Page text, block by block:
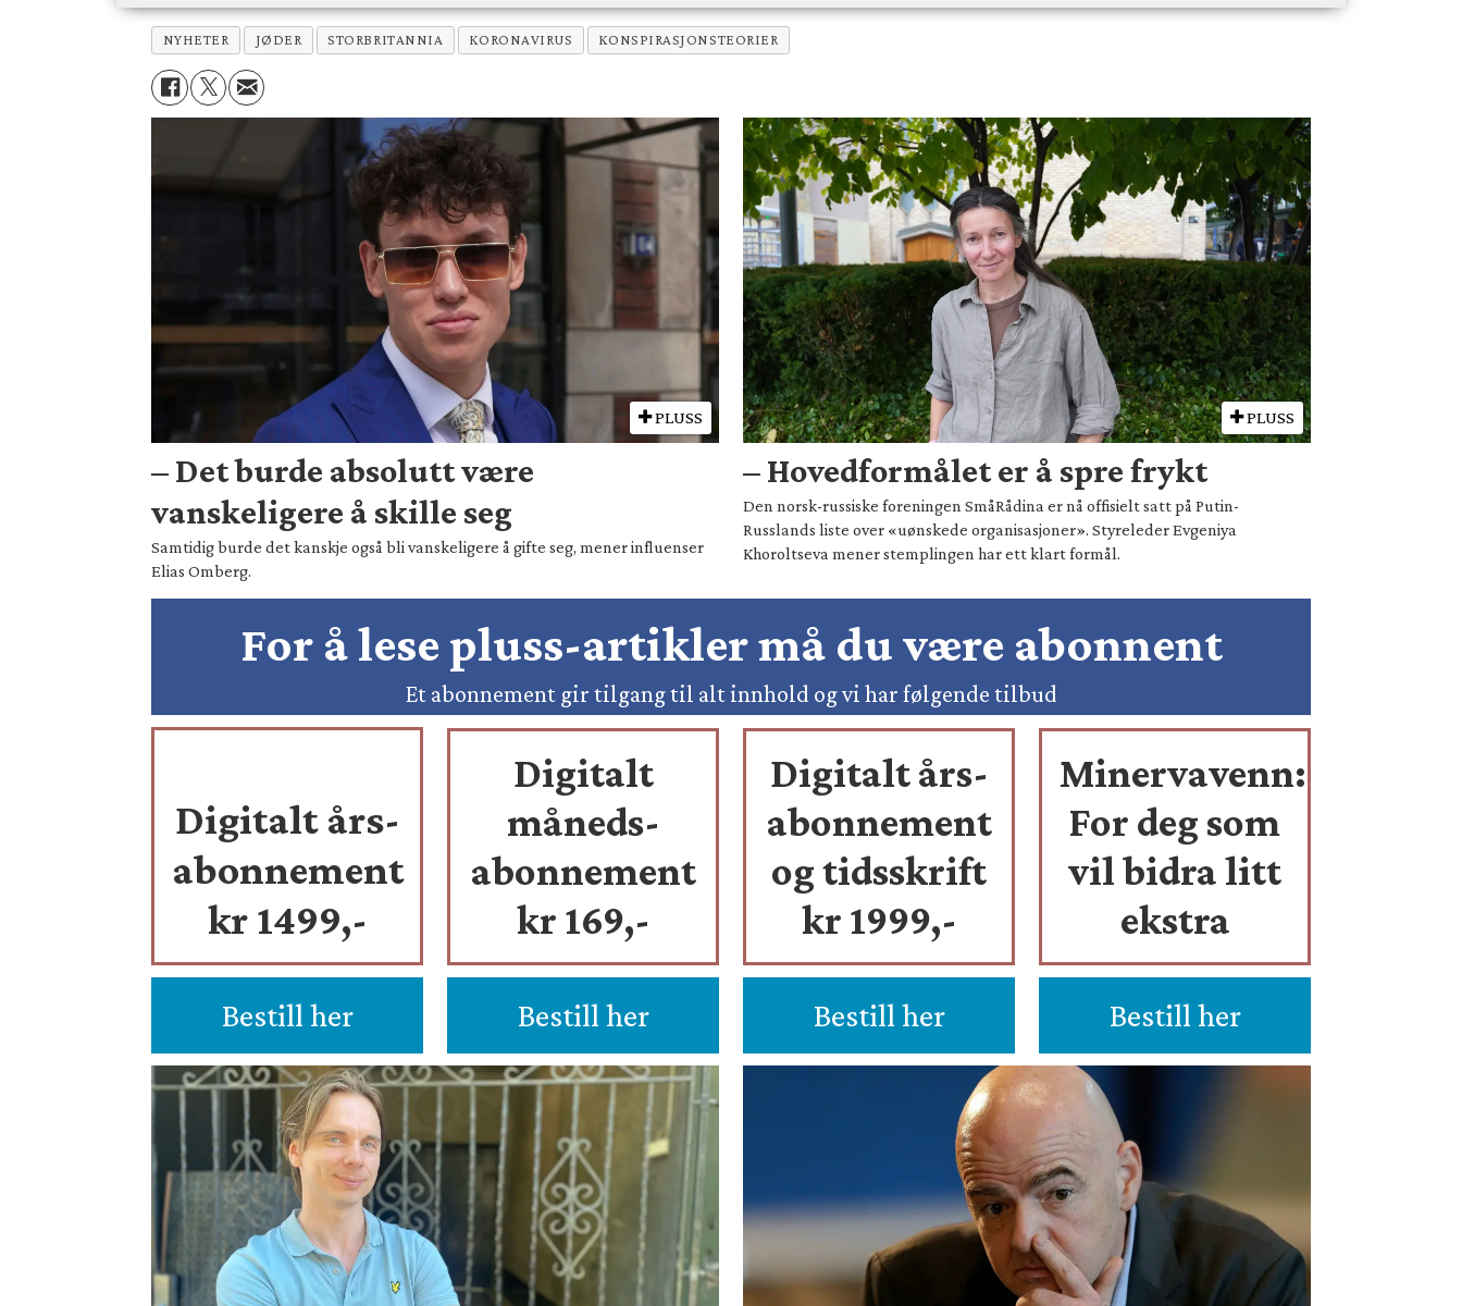
NYHETER JØDER STORBRITANNIA KORONAVIRUS KONSPIRASJONSTEORIER
PLUSS
– Det burde absolutt være
vanskeligere å skille seg
Samtidig burde det kanskje også bli vanskeligere å gifte seg, mener influenser
Elias Omberg.
PLUSS
– Hovedformålet er å spre frykt
Den norsk-russiske foreningen SmåRådina er nå offisielt satt på Putin-
Russlands liste over «uønskede organisasjoner». Styreleder Evgeniya
Khoroltseva mener stemplingen har ett klart formål.
For å lese pluss-artikler må du være abonnent
Et abonnement gir tilgang til alt innhold og vi har følgende tilbud
Digitalt års-
abonnement
kr 1499,-
Bestill her
Digitalt
måneds-
abonnement
kr 169,-
Bestill her
Digitalt års-
abonnement
og tidsskrift
kr 1999,-
Bestill her
Minervavenn:
For deg som
vil bidra litt
ekstra
Bestill her